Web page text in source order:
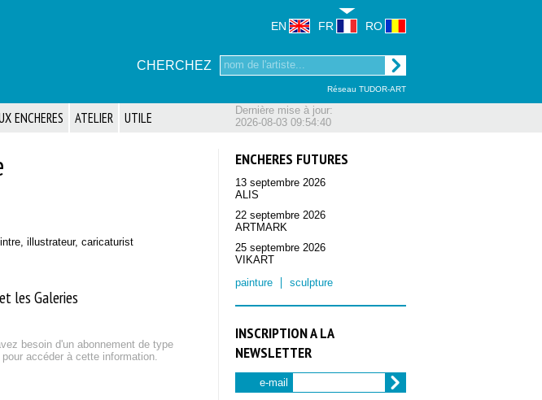
Réseau TUDOR-ART
EN FR RO
CHERCHEZ
Dernière mise à jour:
2026-08-03 09:54:40
ENCHERES ATELIER UTILE
ENCHERES FUTURES
13 septembre 2026
ALIS
22 septembre 2026
ARTMARK
25 septembre 2026
VIKART
painture
sculpture
INSCRIPTION A LA
NEWSLETTER
e-mail
illustrateur, caricaturist
les Galeries
besoin d'un abonnement de type
accéder à cette information.